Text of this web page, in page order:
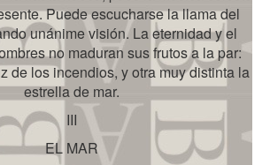
Puede escucharse la llama del
unánime visión. La eternidad y el
no maduran sus frutos a la par:
de los incendios, y otra muy distinta la
estrella de mar.
III
EL MAR